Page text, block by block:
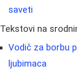
saveti
Tekstovi na
Vodič za borbu
ljubimaca